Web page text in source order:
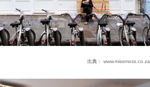
出典： www.missmoss.co.za